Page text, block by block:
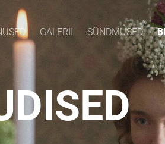
GALERII SÜNDMUSED